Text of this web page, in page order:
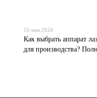
16 мая 2026
Как выбрать аппарат
для производства?